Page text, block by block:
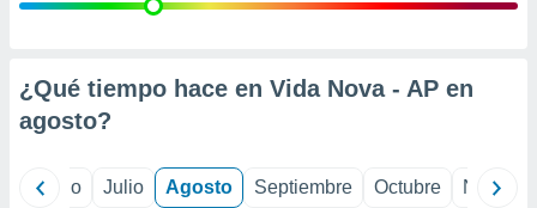
e
mediante
¿Qué tiempo hace en Vida Nova - AP en
agosto?
Junio Julio Agosto Septiembre Octubre